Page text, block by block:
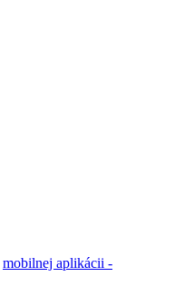
mobilnej aplikácii -